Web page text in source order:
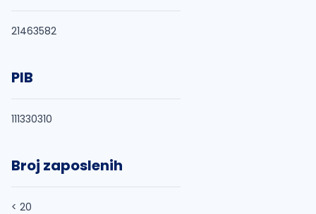
21463582
PIB
111330310
Broj zaposlenih
< 20